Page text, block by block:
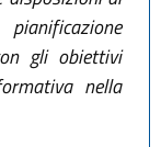
gli obiettivi
nella